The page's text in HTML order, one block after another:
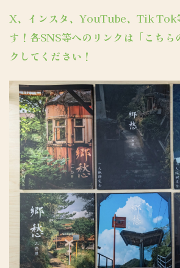
X、インスタ、YouTube、Tik Tok
す！各SNS等へのリンクは「こちら
クしてください！